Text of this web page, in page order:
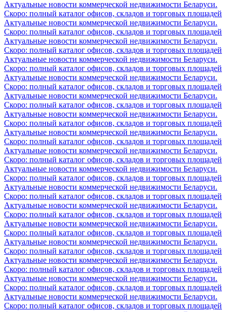
Актуальные новости коммерческой недвижимости Беларуси.
Скоро: полный каталог офисов, складов и торговых площадей
Актуальные новости коммерческой недвижимости Беларуси.
Скоро: полный каталог офисов, складов и торговых площадей
Актуальные новости коммерческой недвижимости Беларуси.
Скоро: полный каталог офисов, складов и торговых площадей
Актуальные новости коммерческой недвижимости Беларуси.
Скоро: полный каталог офисов, складов и торговых площадей
Актуальные новости коммерческой недвижимости Беларуси.
Скоро: полный каталог офисов, складов и торговых площадей
Актуальные новости коммерческой недвижимости Беларуси.
Скоро: полный каталог офисов, складов и торговых площадей
Актуальные новости коммерческой недвижимости Беларуси.
Скоро: полный каталог офисов, складов и торговых площадей
Актуальные новости коммерческой недвижимости Беларуси.
Скоро: полный каталог офисов, складов и торговых площадей
Актуальные новости коммерческой недвижимости Беларуси.
Скоро: полный каталог офисов, складов и торговых площадей
Актуальные новости коммерческой недвижимости Беларуси.
Скоро: полный каталог офисов, складов и торговых площадей
Актуальные новости коммерческой недвижимости Беларуси.
Скоро: полный каталог офисов, складов и торговых площадей
Актуальные новости коммерческой недвижимости Беларуси.
Скоро: полный каталог офисов, складов и торговых площадей
Актуальные новости коммерческой недвижимости Беларуси.
Скоро: полный каталог офисов, складов и торговых площадей
Актуальные новости коммерческой недвижимости Беларуси.
Скоро: полный каталог офисов, складов и торговых площадей
Актуальные новости коммерческой недвижимости Беларуси.
Скоро: полный каталог офисов, складов и торговых площадей
Актуальные новости коммерческой недвижимости Беларуси.
Скоро: полный каталог офисов, складов и торговых площадей
Актуальные новости коммерческой недвижимости Беларуси.
Скоро: полный каталог офисов, складов и торговых площадей